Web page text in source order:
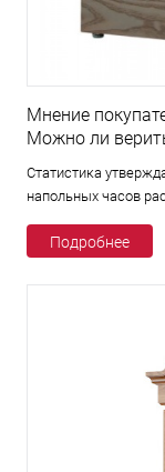
Мнение
Можно ли
Статистика
напольных часов
Подробнее